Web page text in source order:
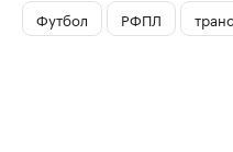
Футбол РФПЛ